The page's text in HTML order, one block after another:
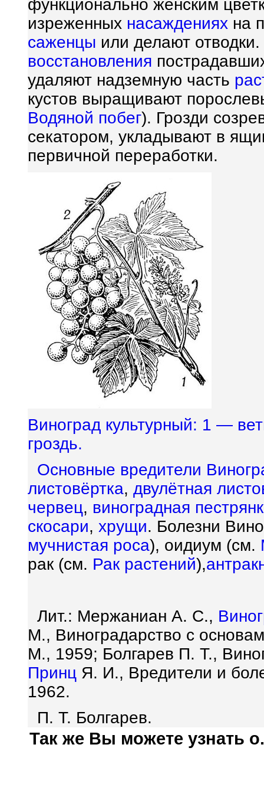
функционально женским
изреженных насаждениях на
саженцы или делают
восстановления
удаляют надземную часть
кустов выращивают
Водяной побег). Грозди
секатором, укладывают в
первичной переработки.
Виноград культурный: 1 —
гроздь.
Основные вредители
листовёртка, двулётная
червец, виноградная
скосари, хрущи. Болезни
мучнистая роса), оидиум (см.
рак (см. Рак растений),
Лит.: Мержаниан А. С.,
М., Виноградарство с
М., 1959; Болгарев П. Т.,
Принц Я. И., Вредители и
1962.
П. Т. Болгарев.
Так же Вы можете узнать